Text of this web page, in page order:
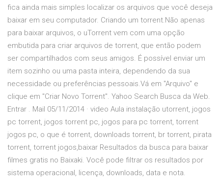
fica ainda mais simples localizar os arquivos que você deseja
baixar em seu computador. Criando um torrent.Não apenas
para baixar arquivos, o uTorrent vem com uma opção
embutida para criar arquivos de torrent, que então podem
ser compartilhados com seus amigos. É possível enviar um
item sozinho ou uma pasta inteira, dependendo da sua
necessidade ou preferências pessoais.Vá em "Arquivo" e
clique em "Criar Novo Torrent". Yahoo Search Busca da Web.
Entrar . Mail 05/11/2014 · video Aula instalação utorrent, jogos
pc torrent, jogos torrent pc, jogos para pc torrent, torrent
jogos pc, o que é torrent, downloads torrent, br torrent, pirata
torrent, torrent jogos,baixar Resultados da busca para baixar
filmes gratis no Baixaki. Você pode filtrar os resultados por
sistema operacional, licença, downloads, data e nota.